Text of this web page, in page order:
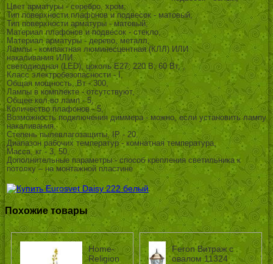
Цвет арматуры - серебро, хром,
Тип поверхности плафонов и подвесок - матовый,
Тип поверхности арматуры - матовый,
Материал плафонов и подвесок - стекло,
Материал арматуры - дерево, металл,
Лампы - компактная люминесцентная (КЛЛ) ИЛИ
накаливания ИЛИ
светодиодная (LED), цоколь Е27; 220 В; 60 Вт, ,
Класс электробезопасности - I,
Общая мощность, Вт - 300,
Лампы в комплекте - отсутствуют,
Общее кол-во ламп - 5,
Количество плафонов - 5,
Возможность подключения диммера - можно, если установить лампу
накаливания,
Степень пылевлагозащиты, IP - 20,
Диапазон рабочих температур - комнатная температура,
Масса, кг - 3, 50,
Дополнительные параметры - способ крепления светильника к
потолку – на монтажной пластине
Похожие товары
Home-
Religion
Feron Витраж с
овалом 11324